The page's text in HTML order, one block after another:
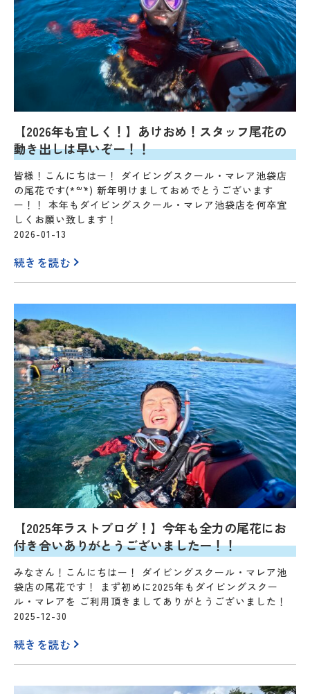
【2026年も宜しく！】あけおめ！スタッフ尾花の
動き出しは早いぞー！！
皆様！こんにちはー！ ダイビングスクール・マレア池袋店
の尾花です(*´꒳`*) 新年明けましておめでとうございます
ー！！ 本年もダイビングスクール・マレア池袋店を何卒宜
しくお願い致します！
2026-01-13
続きを読む
【2025年ラストブログ！】今年も全力の尾花にお
付き合いありがとうございましたー！！
みなさん！こんにちはー！ ダイビングスクール・マレア池
袋店の尾花です！ まず初めに2025年もダイビングスクー
ル・マレアを ご利用頂きましてありがとうございました！
2025-12-30
続きを読む